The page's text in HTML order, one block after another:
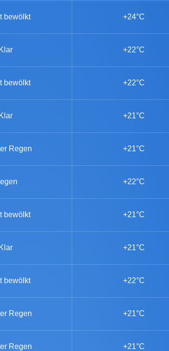
bewölkt +24°C
Klar +22°C
bewölkt +22°C
Klar +21°C
Regen +21°C
+22°C
bewölkt +21°C
Klar +21°C
bewölkt +22°C
Regen +21°C
Regen +21°C